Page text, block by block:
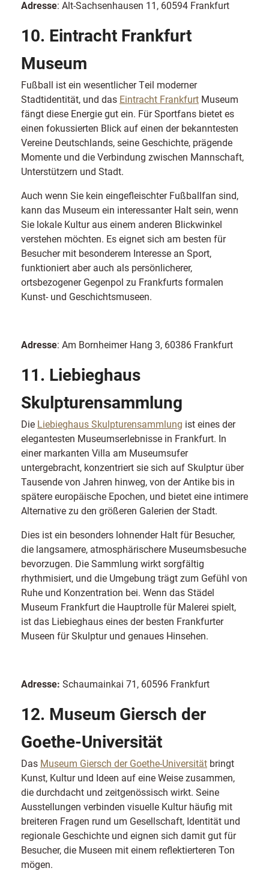
Adresse: Alt-Sachsenhausen 11, 60594 Frankfurt
10. Eintracht Frankfurt
Museum
Fußball ist ein wesentlicher Teil moderner
Stadtidentität, und das Eintracht Frankfurt Museum
fängt diese Energie gut ein. Für Sportfans bietet es
einen fokussierten Blick auf einen der bekanntesten
Vereine Deutschlands, seine Geschichte, prägende
Momente und die Verbindung zwischen Mannschaft,
Unterstützern und Stadt.
Auch wenn Sie kein eingefleischter Fußballfan sind,
kann das Museum ein interessanter Halt sein, wenn
Sie lokale Kultur aus einem anderen Blickwinkel
verstehen möchten. Es eignet sich am besten für
Besucher mit besonderem Interesse an Sport,
funktioniert aber auch als persönlicherer,
ortsbezogener Gegenpol zu Frankfurts formalen
Kunst- und Geschichtsmuseen.
Adresse: Am Bornheimer Hang 3, 60386 Frankfurt
11. Liebieghaus
Skulpturensammlung
Die Liebieghaus Skulpturensammlung ist eines der
elegantesten Museumserlebnisse in Frankfurt. In
einer markanten Villa am Museumsufer
untergebracht, konzentriert sie sich auf Skulptur über
Tausende von Jahren hinweg, von der Antike bis in
spätere europäische Epochen, und bietet eine intimere
Alternative zu den größeren Galerien der Stadt.
Dies ist ein besonders lohnender Halt für Besucher,
die langsamere, atmosphärischere Museumsbesuche
bevorzugen. Die Sammlung wirkt sorgfältig
rhythmisiert, und die Umgebung trägt zum Gefühl von
Ruhe und Konzentration bei. Wenn das Städel
Museum Frankfurt die Hauptrolle für Malerei spielt,
ist das Liebieghaus eines der besten Frankfurter
Museen für Skulptur und genaues Hinsehen.
Adresse: Schaumainkai 71, 60596 Frankfurt
12. Museum Giersch der
Goethe-Universität
Das Museum Giersch der Goethe-Universität bringt
Kunst, Kultur und Ideen auf eine Weise zusammen,
die durchdacht und zeitgenössisch wirkt. Seine
Ausstellungen verbinden visuelle Kultur häufig mit
breiteren Fragen rund um Gesellschaft, Identität und
regionale Geschichte und eignen sich damit gut für
Besucher, die Museen mit einem reflektierteren Ton
mögen.